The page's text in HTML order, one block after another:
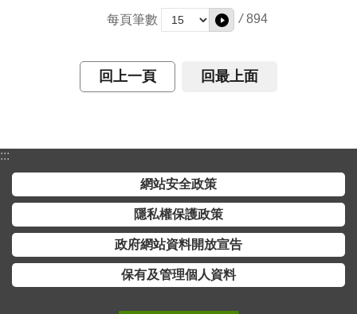
每頁筆數 / 894
回上一頁 回最上面
:::
網站安全政策
隱私權保護政策
政府網站資料開放宣告
保有及管理個人資料